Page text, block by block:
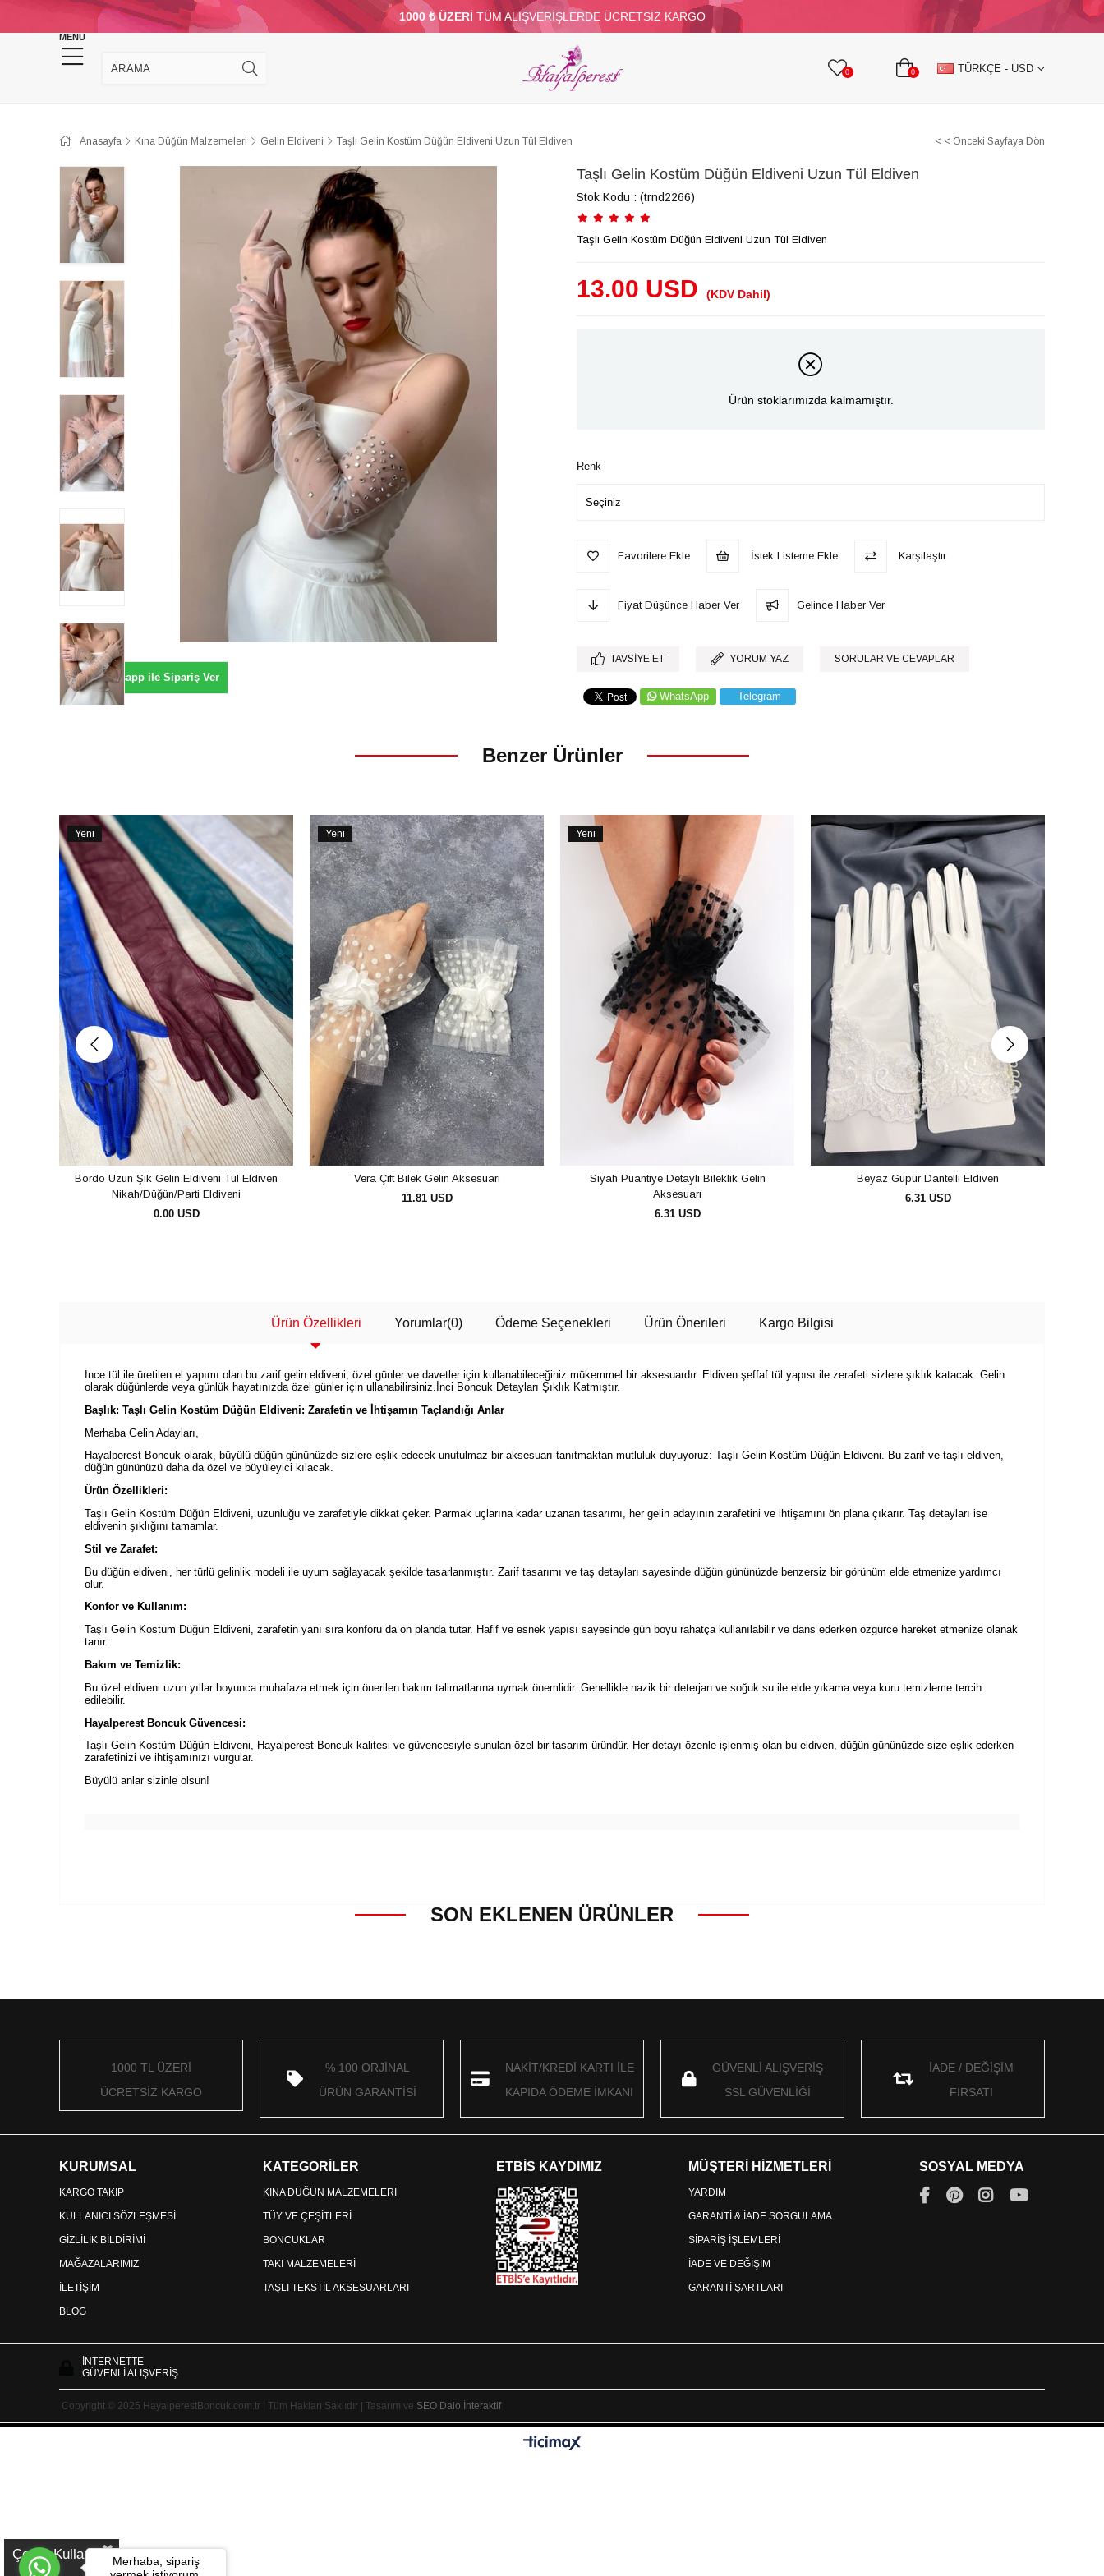
1000 ₺ ÜZERİ TÜM ALIŞVERİŞLERDE ÜCRETSİZ KARGO
MENU
0 0 TÜRKÇE - USD
KINA DÜĞÜN MALZEMELERİ TAKI MALZEMELERİ PARTİ VE SÜS MALZEMELERİ TÜY BONCUKLAR TAŞLI TEKSTİL AKSESUARLARI
TOPTAN DİĞER
Anasayfa Kına Düğün Malzemeleri Gelin Eldiveni Taşlı Gelin Kostüm Düğün Eldiveni Uzun Tül Eldiven < < Önceki Sayfaya Dön
Whatsapp ile Sipariş Ver
Taşlı Gelin Kostüm Düğün Eldiveni Uzun Tül Eldiven
Stok Kodu (trnd2266)
Taşlı Gelin Kostüm Düğün Eldiveni Uzun Tül Eldiven
13.00 USD (KDV Dahil)
Ürün stoklarımızda kalmamıştır.
Renk
Favorilere Ekle İstek Listeme Ekle Karşılaştır
Fiyat Düşünce Haber Ver Gelince Haber Ver
TAVSIYE ET YORUM YAZ SORULAR VE CEVAPLAR
WhatsApp Telegram
Benzer Ürünler
Yeni
Bordo Uzun Şık Gelin Eldiveni Tül Eldiven
Nikah/Düğün/Parti Eldiveni
0.00 USD
Yeni
Ürün
Vera Çift Bilek Gelin Aksesuarı
11.81 USD
Yeni
Siyah Puantiye Detaylı Bileklik Gelin
Aksesuarı
6.31 USD
Beyaz Güpür Dantelli Eldiven
6.31 USD
Ürün Özellikleri Yorumlar(0) Ödeme Seçenekleri Ürün Önerileri Kargo Bilgisi
İnce tül ile üretilen el yapımı olan bu zarif gelin eldiveni, özel günler ve davetler için kullanabileceğiniz mükemmel bir aksesuardır. Eldiven şeffaf tül yapısı ile zerafeti sizlere şıklık katacak. Gelin
olarak düğünlerde veya günlük hayatınızda özel günler için ullanabilirsiniz.İnci Boncuk Detayları Şıklık Katmıştır.
Başlık: Taşlı Gelin Kostüm Düğün Eldiveni: Zarafetin ve İhtişamın Taçlandığı Anlar
Merhaba Gelin Adayları,
Hayalperest Boncuk olarak, büyülü düğün gününüzde sizlere eşlik edecek unutulmaz bir aksesuarı tanıtmaktan mutluluk duyuyoruz: Taşlı Gelin Kostüm Düğün Eldiveni. Bu zarif ve taşlı eldiven,
düğün gününüzü daha da özel ve büyüleyici kılacak.
Ürün Özellikleri:
Taşlı Gelin Kostüm Düğün Eldiveni, uzunluğu ve zarafetiyle dikkat çeker. Parmak uçlarına kadar uzanan tasarımı, her gelin adayının zarafetini ve ihtişamını ön plana çıkarır. Taş detayları ise
eldivenin şıklığını tamamlar.
Stil ve Zarafet:
Bu düğün eldiveni, her türlü gelinlik modeli ile uyum sağlayacak şekilde tasarlanmıştır. Zarif tasarımı ve taş detayları sayesinde düğün gününüzde benzersiz bir görünüm elde etmenize yardımcı
olur.
Konfor ve Kullanım:
Taşlı Gelin Kostüm Düğün Eldiveni, zarafetin yanı sıra konforu da ön planda tutar. Hafif ve esnek yapısı sayesinde gün boyu rahatça kullanılabilir ve dans ederken özgürce hareket etmenize olanak
tanır.
Bakım ve Temizlik:
Bu özel eldiveni uzun yıllar boyunca muhafaza etmek için önerilen bakım talimatlarına uymak önemlidir. Genellikle nazik bir deterjan ve soğuk su ile elde yıkama veya kuru temizleme tercih
edilebilir.
Hayalperest Boncuk Güvencesi:
Taşlı Gelin Kostüm Düğün Eldiveni, Hayalperest Boncuk kalitesi ve güvencesiyle sunulan özel bir tasarım üründür. Her detayı özenle işlenmiş olan bu eldiven, düğün gününüzde size eşlik ederken
zarafetinizi ve ihtişamınızı vurgular.
Büyülü anlar sizinle olsun!
SON EKLENEN ÜRÜNLER
1000 TL ÜZERİ
ÜCRETSİZ KARGO
% 100 ORJİNAL
ÜRÜN GARANTİSİ
NAKİT/KREDİ KARTI İLE
KAPIDA ÖDEME İMKANI
GÜVENLİ ALIŞVERİŞ
SSL GÜVENLİĞİ
İADE / DEĞİŞİM
FIRSATI
KURUMSAL
KARGO TAKİP
KULLANICI SÖZLEŞMESİ
GİZLİLİK BİLDİRİMİ
MAĞAZALARIMIZ
İLETİŞİM
BLOG
KATEGORİLER
KINA DÜĞÜN MALZEMELERİ
TÜY VE ÇEŞİTLERİ
BONCUKLAR
TAKI MALZEMELERİ
TAŞLI TEKSTİL AKSESUARLARI
ETBİS KAYDIMIZ MÜŞTERİ HİZMETLERİ
YARDIM
GARANTİ & İADE SORGULAMA
SİPARİŞ İŞLEMLERİ
İADE VE DEĞİŞİM
GARANTİ ŞARTLARI
SOSYAL MEDYA
İNTERNETTE
GÜVENLİ ALIŞVERİŞ
Copyright © 2025 HayalperestBoncuk.com.tr | Tüm Hakları Saklıdır | Tasarım ve SEO Daio İnteraktif
Çerez KullanımıMerhaba, sipariş